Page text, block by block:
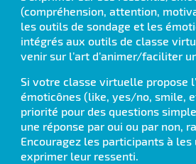
(compréhension, attention,
les outils de sondage et les
intégrés aux outils de classe
venir sur l’art d’animer/faciliter
Si votre classe virtuelle propose
émoticônes (like, yes/no, smile,
priorité pour des questions
une réponse par oui ou par non,
Encouragez les participants à
exprimer leur ressenti.